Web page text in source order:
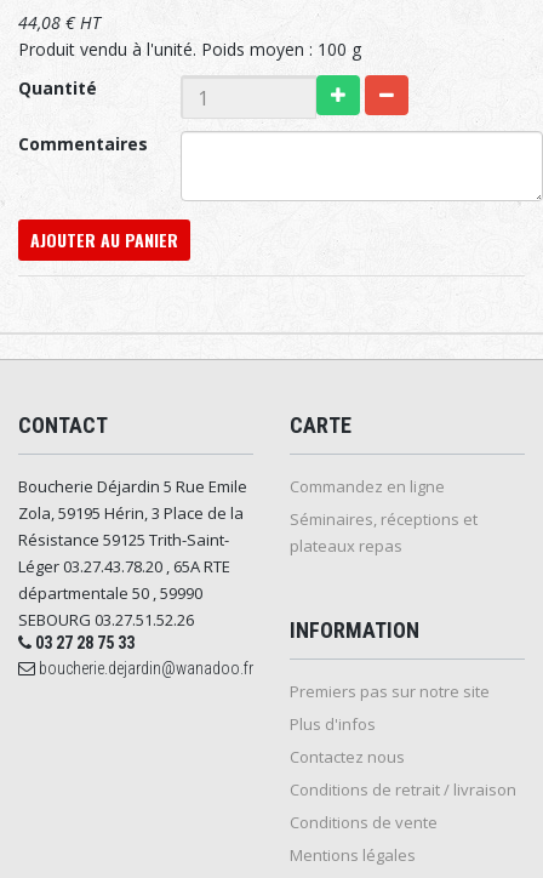
44,08 € HT
Produit vendu à l'unité. Poids moyen : 100 g
Quantité
Commentaires
AJOUTER AU PANIER
CONTACT
Boucherie Déjardin 5 Rue Emile
Zola, 59195 Hérin, 3 Place de la
Résistance 59125 Trith-Saint-
Léger 03.27.43.78.20 , 65A RTE
départmentale 50 , 59990
SEBOURG 03.27.51.52.26
03 27 28 75 33
boucherie.dejardin@wanadoo.fr
CARTE
Commandez en ligne
Séminaires, réceptions et
plateaux repas
INFORMATION
Premiers pas sur notre site
Plus d'infos
Contactez nous
Conditions de retrait / livraison
Conditions de vente
Mentions légales